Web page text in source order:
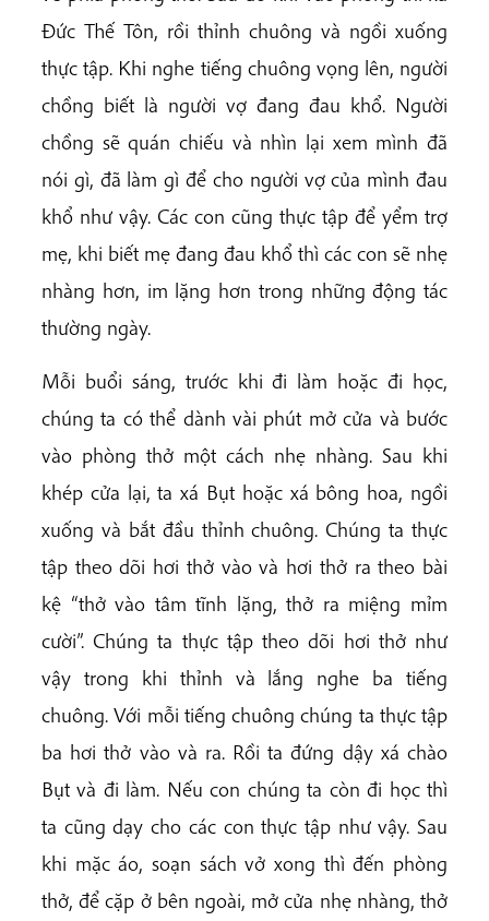
Đức Thế Tôn, rồi thỉnh chuông và ngồi xuống
thực tập. Khi nghe tiếng chuông vọng lên, người
chồng biết là người vợ đang đau khổ. Người
chồng sẽ quán chiếu và nhìn lại xem mình đã
nói gì, đã làm gì để cho người vợ của mình đau
khổ như vậy. Các con cũng thực tập để yểm trợ
mẹ, khi biết mẹ đang đau khổ thì các con sẽ nhẹ
nhàng hơn, im lặng hơn trong những động tác
thường ngày.
Mỗi buổi sáng, trước khi đi làm hoặc đi học,
chúng ta có thể dành vài phút mở cửa và bước
vào phòng thở một cách nhẹ nhàng. Sau khi
khép cửa lại, ta xá Bụt hoặc xá bông hoa, ngồi
xuống và bắt đầu thỉnh chuông. Chúng ta thực
tập theo dõi hơi thở vào và hơi thở ra theo bài
kệ “thở vào tâm tĩnh lặng, thở ra miệng mỉm
cười”. Chúng ta thực tập theo dõi hơi thở như
vậy trong khi thỉnh và lắng nghe ba tiếng
chuông. Với mỗi tiếng chuông chúng ta thực tập
ba hơi thở vào và ra. Rồi ta đứng dậy xá chào
Bụt và đi làm. Nếu con chúng ta còn đi học thì
ta cũng dạy cho các con thực tập như vậy. Sau
khi mặc áo, soạn sách vở xong thì đến phòng
thở, để cặp ở bên ngoài, mở cửa nhẹ nhàng, thở